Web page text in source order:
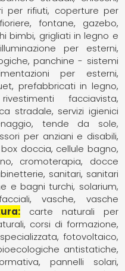
per rifiuti
coperture per
fioriere fontane
gazebo
bimbi grigliati in legno e
illuminazione per esterni
panchine - sistemi
per esterni
prefabbricati in legno
rivestimenti facciavista
stradale servizi igienici
tende da sole,
per anziani e disabili
box doccia cellule bagno
cromoterapia
docce
sanitari sanitari
e bagni turchi solarium,
vasche
vasche
carte naturali per
corsi di formazione
fotovoltaico
antistatiche
pannelli solari